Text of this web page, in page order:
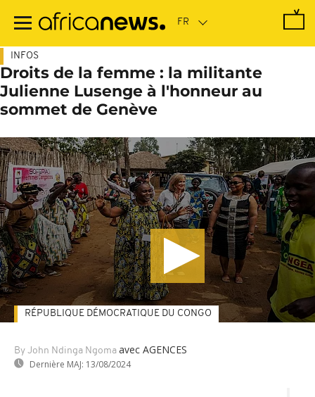
contenu
INFOS
Droits de la femme : la militante
Julienne Lusenge à l'honneur au
sommet de Genève
By John Ndinga Ngoma avec AGENCES
Dernière MAJ: 13/08/2024
RÉPUBLIQUE DÉMOCRATIQUE DU CONGO